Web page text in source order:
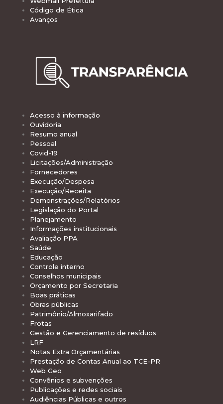
Código de Ética
Avanços
Acesso à informação
Ouvidoria
Resumo anual
Pessoal
Covid-19
Licitações/Administração
Fornecedores
Execução/Despesa
Execução/Receita
Demonstrações/Relatórios
Legislação do Portal
Planejamento
Informações institucionais
Avaliação PPA
Saúde
Educação
Controle interno
Conselhos municipais
Orçamento por Secretaria
Boas práticas
Obras públicas
Patrimônio/Almoxarifado
Frotas
Gestão e Gerenciamento de resíduos
LRF
Notas Extra Orçamentárias
Prestação de Contas Anual ao TCE-PR
Web Geo
Convênios e subvenções
Publicações e redes sociais
Audiências Públicas e outros